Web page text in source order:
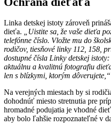
Linka detskej istoty zároveň
dieťa. „Uistite sa, že vaše dieťa
telefónne číslo. Vložte mu do
rodičov, tiesňové linky 112, 158,
dostupné čísla Linky detskej
aktuálnu a kvalitnú fotografiu
len s blízkymi, ktorým dôverujete,“
Na verejných miestach by si
dohodnúť miesto stretnutia pre
hromadné podujatia je vhodné
aby bolo ľahšie rozpoznateľné v